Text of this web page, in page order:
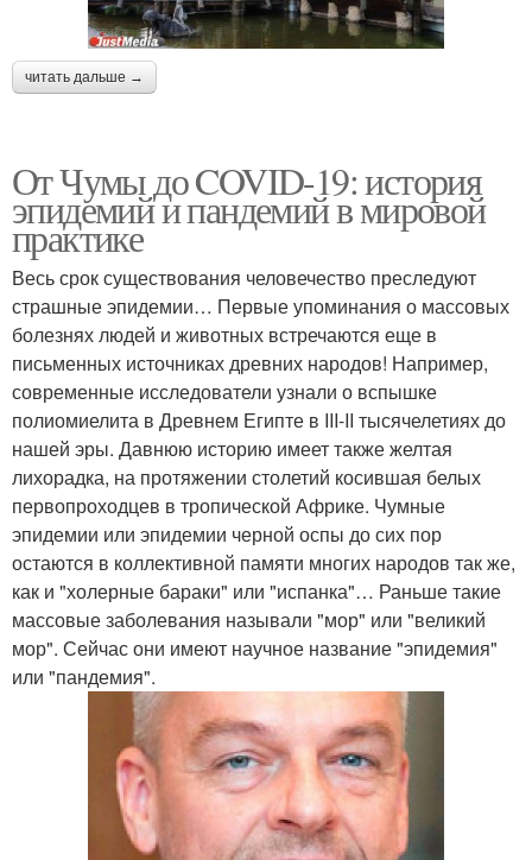
читать дальше →
От Чумы до COVID-19: история
эпидемий и пандемий в мировой
практике
Весь срок существования человечество преследуют
страшные эпидемии… Первые упоминания о массовых
болезнях людей и животных встречаются еще в
письменных источниках древних народов! Например,
современные исследователи узнали о вспышке
полиомиелита в Древнем Египте в III-II тысячелетиях до
нашей эры. Давнюю историю имеет также желтая
лихорадка, на протяжении столетий косившая белых
первопроходцев в тропической Африке. Чумные
эпидемии или эпидемии черной оспы до сих пор
остаются в коллективной памяти многих народов так же,
как и "холерные бараки" или "испанка"… Раньше такие
массовые заболевания называли "мор" или "великий
мор". Сейчас они имеют научное название "эпидемия"
или "пандемия".